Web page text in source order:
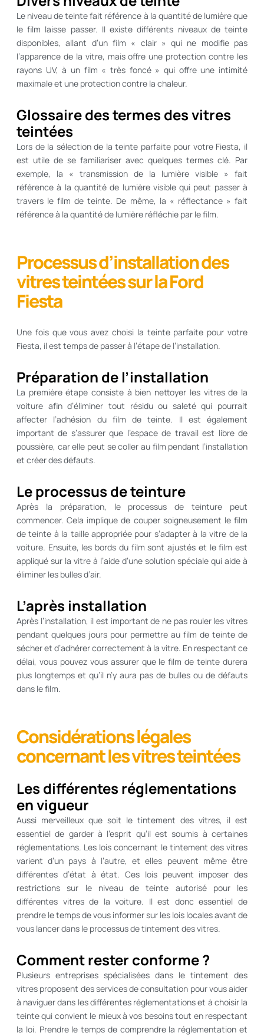
Le niveau de teinte fait référence à la quantité de lumière que
le film laisse passer. Il existe différents niveaux de teinte
disponibles, allant d’un film « clair » qui ne modifie pas
l’apparence de la vitre, mais offre une protection contre les
rayons UV, à un film « très foncé » qui offre une intimité
maximale et une protection contre la chaleur.
Glossaire des termes des vitres
teintées
Lors de la sélection de la teinte parfaite pour votre Fiesta, il
est utile de se familiariser avec quelques termes clé. Par
exemple, la « transmission de la lumière visible » fait
référence à la quantité de lumière visible qui peut passer à
travers le film de teinte. De même, la « réflectance » fait
référence à la quantité de lumière réfléchie par le film.
Processus d’installation des
vitres teintées sur la Ford
Fiesta
Une fois que vous avez choisi la teinte parfaite pour votre
Fiesta, il est temps de passer à l’étape de l’installation.
Préparation de l’installation
La première étape consiste à bien nettoyer les vitres de la
voiture afin d’éliminer tout résidu ou saleté qui pourrait
affecter l’adhésion du film de teinte. Il est également
important de s’assurer que l’espace de travail est libre de
poussière, car elle peut se coller au film pendant l’installation
et créer des défauts.
Le processus de teinture
Après la préparation, le processus de teinture peut
commencer. Cela implique de couper soigneusement le film
de teinte à la taille appropriée pour s’adapter à la vitre de la
voiture. Ensuite, les bords du film sont ajustés et le film est
appliqué sur la vitre à l’aide d’une solution spéciale qui aide à
éliminer les bulles d’air.
L’après installation
Après l’installation, il est important de ne pas rouler les vitres
pendant quelques jours pour permettre au film de teinte de
sécher et d’adhérer correctement à la vitre. En respectant ce
délai, vous pouvez vous assurer que le film de teinte durera
plus longtemps et qu’il n’y aura pas de bulles ou de défauts
dans le film.
Considérations légales
concernant les vitres teintées
Les différentes réglementations
en vigueur
Aussi merveilleux que soit le tintement des vitres, il est
essentiel de garder à l’esprit qu’il est soumis à certaines
réglementations. Les lois concernant le tintement des vitres
varient d’un pays à l’autre, et elles peuvent même être
différentes d’état à état. Ces lois peuvent imposer des
restrictions sur le niveau de teinte autorisé pour les
différentes vitres de la voiture. Il est donc essentiel de
prendre le temps de vous informer sur les lois locales avant de
vous lancer dans le processus de tintement des vitres.
Comment rester conforme ?
Plusieurs entreprises spécialisées dans le tintement des
vitres proposent des services de consultation pour vous aider
à naviguer dans les différentes réglementations et à choisir la
teinte qui convient le mieux à vos besoins tout en respectant
la loi. Prendre le temps de comprendre la réglementation et